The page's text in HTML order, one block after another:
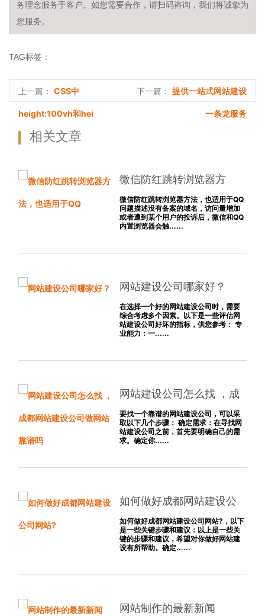
务理念服务于客户。如您需要合作，请扫码咨询，我们将诚挚为
您服务。
TAG标签：
上一篇： CSS中
height:100vh和hei
下一篇： 提供一站式网站建设
一条龙服务
相关文章
微信防红跳转浏览器方
法，也适用于QQ
微信防红跳转浏览器方法，也适用于QQ
问题描述没有备案的域名，访问量增加
或者遭到某个用户的投诉后，微信和QQ
内置浏览器会触......
网站建设公司哪家好？
在选择一个好的网站建设公司时，需要
综合考虑多个因素。以下是一些评估网
站建设公司好坏的指标，供您参考： 专
业能力：一......
网站建设公司怎么找 ，成
都网站建设公司做网站靠
谱吗
要找一个靠谱的网站建设公司，可以采
取以下几个步骤： 确定需求：在寻找网
站建设公司之前，首先要明确自己的需
求。确定你......
如何做好成都网站建设公
司网站?
如何做好成都网站建设公司网站?，以下
是一些关键步骤和建议：以上是一些关
键的步骤和建议，希望对你做好网站建
设有所帮助。确定......
网站制作的最新新闻